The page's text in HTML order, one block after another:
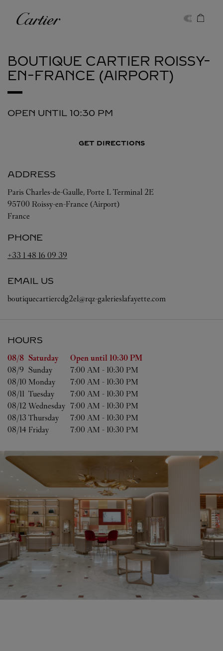
Cartier
BOUTIQUE CARTIER ROISSY-
EN-FRANCE (AIRPORT)
OPEN UNTIL 10:30 PM
GET DIRECTIONS
ADDRESS
Paris Charles-de-Gaulle, Porte L Terminal 2E
95700 Roissy-en-France (Airport)
France
PHONE
+33 1 48 16 09 39
EMAIL US
boutiquecartiercdg2el@rqz-galerieslafayette.com
HOURS
Day of the Week Hours
08/8 Saturday Open until 10:30 PM
08/9 Sunday 7:00 AM - 10:30 PM
08/10 Monday 7:00 AM - 10:30 PM
08/11 Tuesday 7:00 AM - 10:30 PM
08/12 Wednesday 7:00 AM - 10:30 PM
08/13 Thursday 7:00 AM - 10:30 PM
08/14 Friday 7:00 AM - 10:30 PM